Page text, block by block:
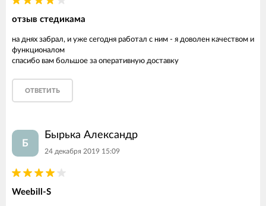
отзыв стедикама
на днях забрал, и уже сегодня работал с ним - я доволен качеством и
функционалом
спасибо вам большое за оперативную доставку
ОТВЕТИТЬ
Б
Бырька Александр
24 декабря 2019 15:09
Weebill-S